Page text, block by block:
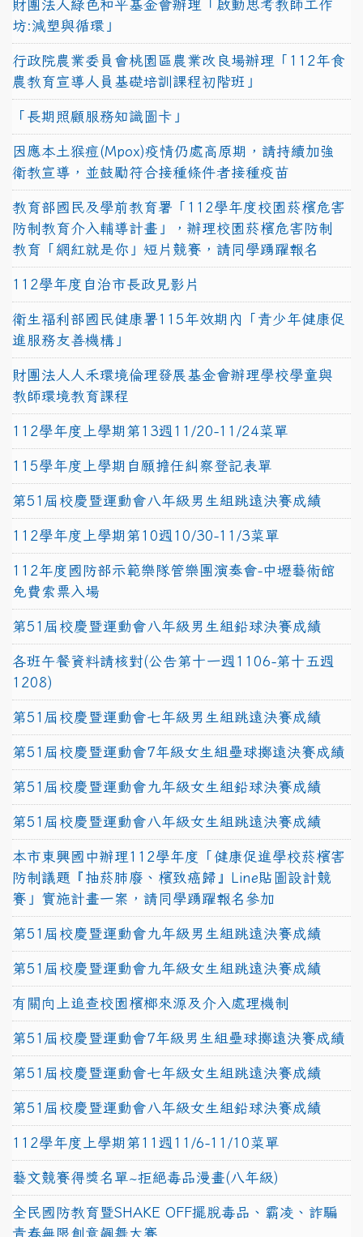
財團法人綠色和平基金會辦理「啟動思考教師工作
坊:減塑與循環」
行政院農業委員會桃園區農業改良場辦理「112年食
農教育宣導人員基礎培訓課程初階班」
「長期照顧服務知識圖卡」
因應本土猴痘(Mpox)疫情仍處高原期，請持續加強
衛教宣導，並鼓勵符合接種條件者接種疫苗
教育部國民及學前教育署「112學年度校園菸檳危害
防制教育介入輔導計畫」，辦理校園菸檳危害防制
教育「網紅就是你」短片競賽，請同學踴躍報名
112學年度自治市長政見影片
衛生福利部國民健康署115年效期內「青少年健康促
進服務友善機構」
財團法人人禾環境倫理發展基金會辦理學校學童與
教師環境教育課程
112學年度上學期第13週11/20-11/24菜單
115學年度上學期自願擔任糾察登記表單
第51屆校慶暨運動會八年級男生組跳遠決賽成績
112學年度上學期第10週10/30-11/3菜單
112年度國防部示範樂隊管樂團演奏會-中壢藝術館
免費索票入場
第51屆校慶暨運動會八年級男生組鉛球決賽成績
各班午餐資料請核對(公告第十一週1106-第十五週
1208)
第51屆校慶暨運動會七年級男生組跳遠決賽成績
第51屆校慶暨運動會7年級女生組壘球擲遠決賽成績
第51屆校慶暨運動會九年級女生組鉛球決賽成績
第51屆校慶暨運動會八年級女生組跳遠決賽成績
本市東興國中辦理112學年度「健康促進學校菸檳害
防制議題『抽菸肺廢、檳致癌歸』Line貼圖設計競
賽」實施計畫一案，請同學踴躍報名參加
第51屆校慶暨運動會九年級男生組跳遠決賽成績
第51屆校慶暨運動會九年級女生組跳遠決賽成績
有關向上追查校園檳榔來源及介入處理機制
第51屆校慶暨運動會7年級男生組壘球擲遠決賽成績
第51屆校慶暨運動會七年級女生組跳遠決賽成績
第51屆校慶暨運動會八年級女生組鉛球決賽成績
112學年度上學期第11週11/6-11/10菜單
藝文競賽得獎名單~拒絕毒品漫畫(八年級)
全民國防教育暨SHAKE OFF擺脫毒品、霸凌、詐騙
青春無限創意飆舞大賽